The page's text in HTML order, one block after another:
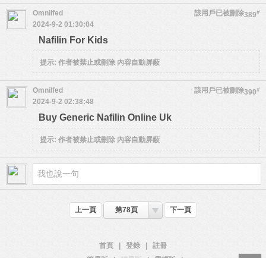
389#
Omnilfed
該用戶已被刪除
2024-9-2 01:30:04
Nafilin For Kids
提示: 作者被禁止或刪除 內容自動屏蔽
390#
Omnilfed
該用戶已被刪除
2024-9-2 02:38:48
Buy Generic Nafilin Online Uk
提示: 作者被禁止或刪除 內容自動屏蔽
上一頁 第78頁 下一頁
首頁 登錄
註冊